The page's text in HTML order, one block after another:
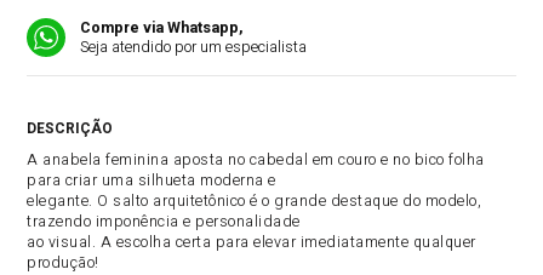
Compre via Whatsapp,
Seja atendido por um especialista
A anabela feminina aposta no cabedal em couro e no bico folha
para criar uma silhueta moderna e
elegante. O salto arquitetônico é o grande destaque do modelo,
trazendo imponência e personalidade
ao visual. A escolha certa para elevar imediatamente qualquer
produção!